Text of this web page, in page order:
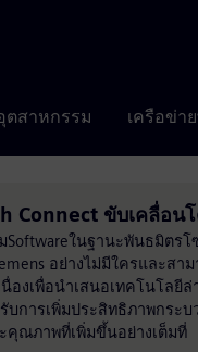
ตสาหกรรม เครือข่า
Connect ขับเคลื่อน
Softwareในฐานะพันธมิตร
อย่างไม่มีใครและส
งเพื่อนำเสนอเทคโนโลยี
รับการเพิ่มประสิทธิภาพกร
คุณภาพที่เพิ่มขึ้นอย่างเต็มที่